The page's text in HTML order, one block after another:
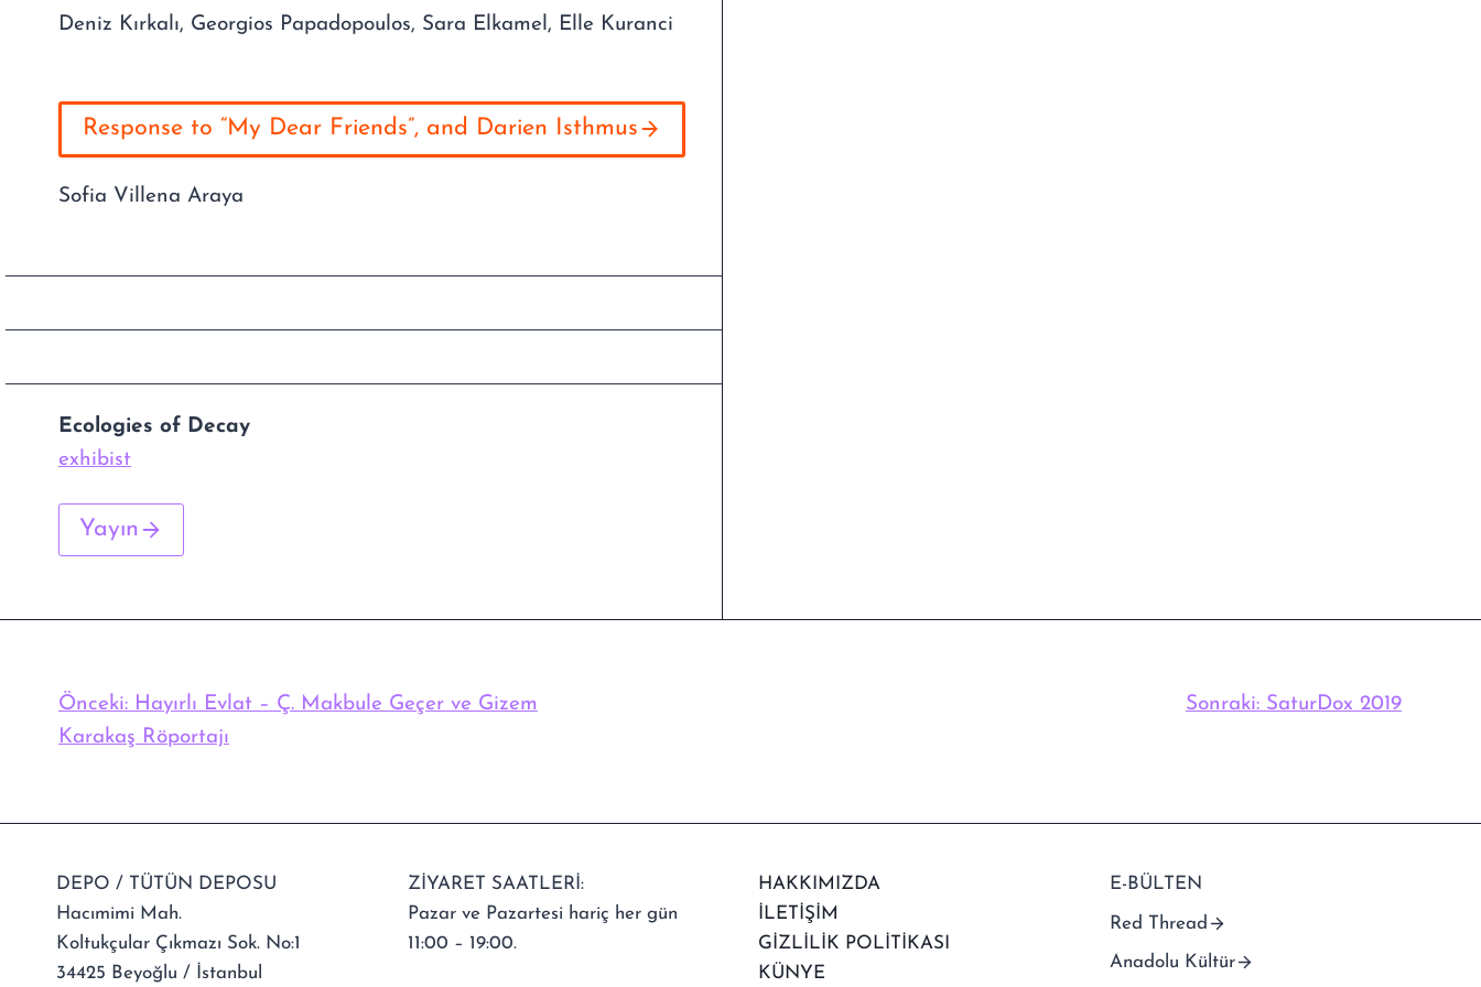
Deniz Kırkalı, Georgios Papadopoulos, Sara Elkamel, Elle Kuranci
Response to “My Dear Friends”, and Darien Isthmus
Sofia Villena Araya
Ecologies of Decay
exhibist
Yayın
Önceki: Hayırlı Evlat – Ç. Makbule Geçer ve Gizem
Karakaş Röportajı
Sonraki: SaturDox 2019
DEPO / TÜTÜN DEPOSU
Hacımimi Mah.
Koltukçular Çıkmazı Sok. No:1
34425 Beyoğlu / İstanbul
ZİYARET SAATLERİ:
Pazar ve Pazartesi hariç her gün
11:00 – 19:00.
HAKKIMIZDA
İLETİŞİM
GİZLİLİK POLİTİKASI
KÜNYE
E-BÜLTEN
Red Thread
Anadolu Kültür